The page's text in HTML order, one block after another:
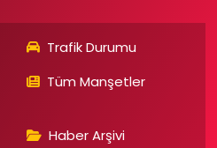
Trafik Durumu
Tüm Manşetler
Haber Arşivi